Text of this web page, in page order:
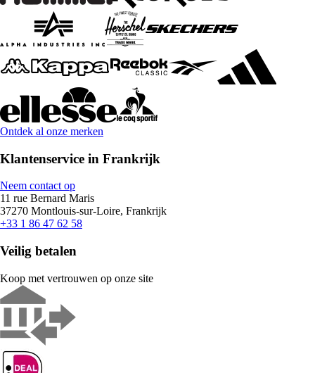
Ontdek al onze merken
Klantenservice in Frankrijk
Neem contact op
11 rue Bernard Maris
37270 Montlouis-sur-Loire, Frankrijk
+33 1 86 47 62 58
Veilig betalen
Koop met vertrouwen op onze site